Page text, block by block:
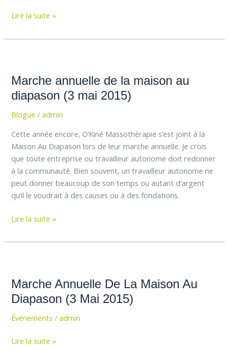
Lire la suite »
Marche annuelle de la maison au
diapason (3 mai 2015)
Blogue /admin
Cette année encore, O’Kiné Massothérapie s’est joint à la
Maison Au Diapason lors de leur marche annuelle. Je crois
que toute entreprise ou travailleur autonome doit redonner
à la communauté. Bien souvent, un travailleur autonome ne
peut donner beaucoup de son temps ou autant d’argent
qu’il le voudrait à des causes ou à des fondations.
de
la
maison
au
diapason
(3
2015)
Lire la suite »
Marche Annuelle De La Maison Au
Diapason (3 Mai 2015)
Événements /admin
De
La
Maison
Au
(3
Lire la suite »